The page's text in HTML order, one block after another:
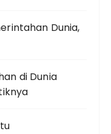
Dunia,
di Dunia